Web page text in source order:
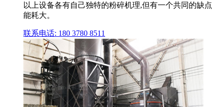
以上设备各有自己独特的粉碎机理,但有一个共同的缺点
能耗大。
联系电话: 180 3780 8511